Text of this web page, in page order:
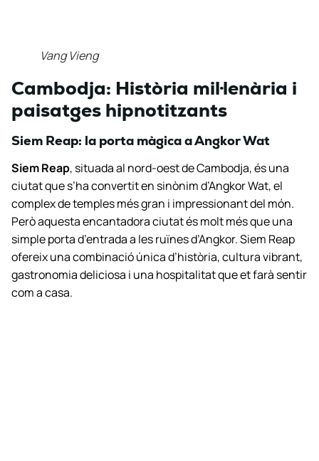
Vang Vieng
Cambodja: Història mil·lenària i
paisatges hipnotitzants
Siem Reap: la porta màgica a Angkor Wat
Siem Reap, situada al nord-oest de Cambodja, és una
ciutat que s’ha convertit en sinònim d’Angkor Wat, el
complex de temples més gran i impressionant del món.
Però aquesta encantadora ciutat és molt més que una
simple porta d’entrada a les ruïnes d’Angkor. Siem Reap
ofereix una combinació única d’història, cultura vibrant,
gastronomia deliciosa i una hospitalitat que et farà sentir
com a casa.